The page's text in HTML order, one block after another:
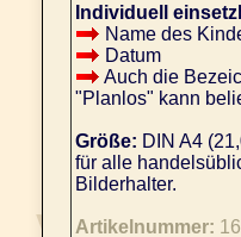
Individuell
Name des
Datum
Auch die
"Planlos" kann
Größe: DIN A4
für alle
Bilderhalter.
Artikelnummer: